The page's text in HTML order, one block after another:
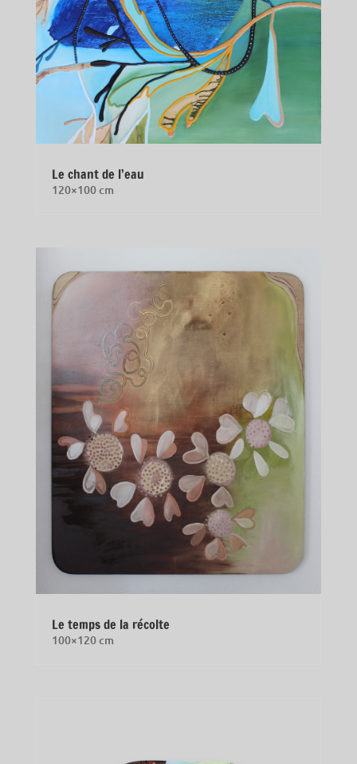
Le chant de l’eau
120×100 cm
Le temps de la récolte
100×120 cm